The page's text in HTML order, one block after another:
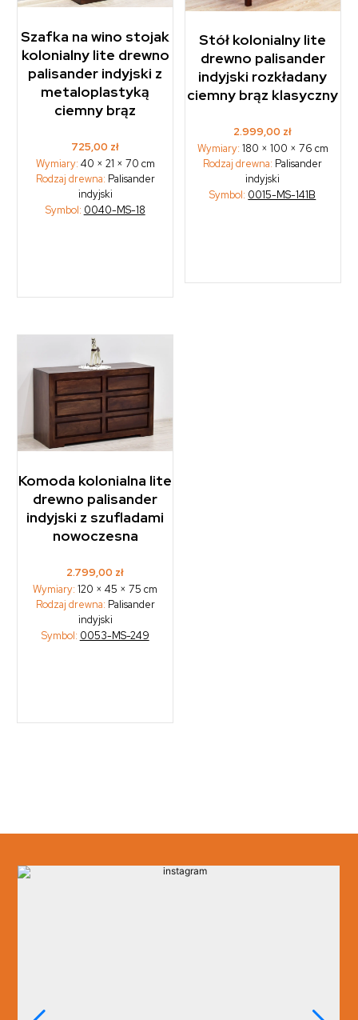
Szafka na wino stojak
kolonialny lite drewno
palisander indyjski z
metaloplastyką
ciemny brąz
725,00 zł
Wymiary: 40 × 21 × 70 cm
Rodzaj drewna: Palisander
indyjski
Symbol: 0040-MS-18
Stół kolonialny lite
drewno palisander
indyjski rozkładany
ciemny brąz klasyczny
2.999,00 zł
Wymiary: 180 × 100 × 76 cm
Rodzaj drewna: Palisander
indyjski
Symbol: 0015-MS-141B
Komoda kolonialna lite
drewno palisander
indyjski z szufladami
nowoczesna
2.799,00 zł
Wymiary:120 × 45 × 75 cm
Rodzaj drewna: Palisander
indyjski
Symbol: 0053-MS-249